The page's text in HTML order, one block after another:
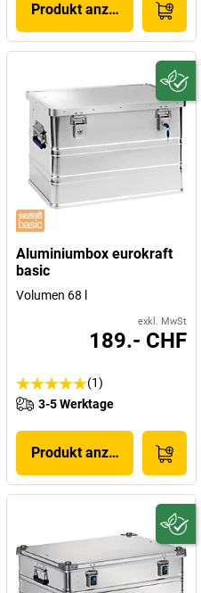
Produkt anzeigen
Aluminiumbox eurokraft
basic
Volumen 68 l
exkl. MwSt
189.- CHF
(1)
3-5 Werktage
Produkt anzeigen